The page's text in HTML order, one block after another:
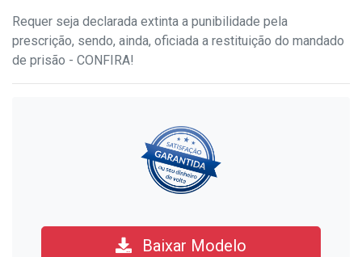
Requer seja declarada extinta a punibilidade pela
prescrição, sendo, ainda, oficiada a restituição do mandado
de prisão - CONFIRA!
Baixar Modelo